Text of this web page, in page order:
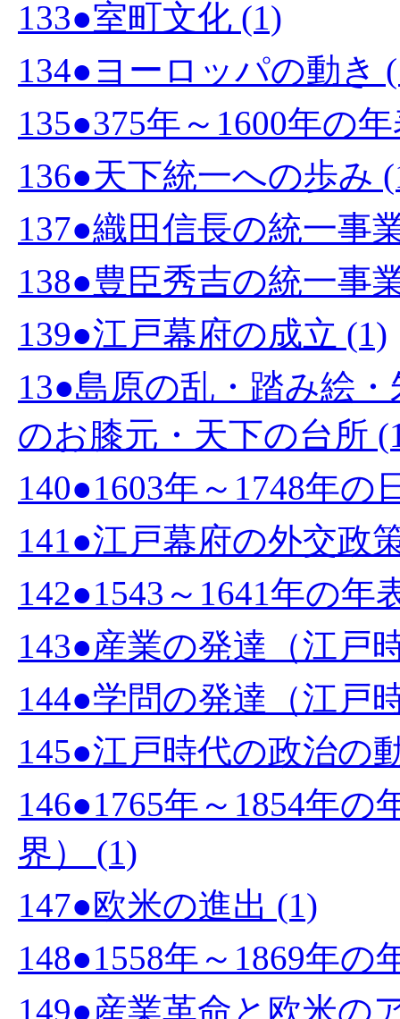
133●室町文化 (1)
134●ヨーロッパの動き
135●375年～1600年の
136●天下統一への歩み
137●織田信長の統一事
138●豊臣秀吉の統一事
139●江戸幕府の成立 (1)
13●島原の乱・踏み絵
のお膝元・天下の台所
140●1603年～1748年の
141●江戸幕府の外交政
142●1543～1641年の年
143●産業の発達（江戸
144●学問の発達（江戸
145●江戸時代の政治の
146●1765年～1854年
界） (1)
147●欧米の進出 (1)
148●1558年～1869年の
149●産業革命と欧米の